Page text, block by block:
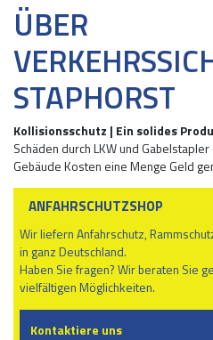
ÜBER
STAPHORST
Kollisionsschutz | Ein solides
Schäden durch LKW und
Gebäude Kosten eine Menge Geld
ANFAHRSCHUTZSHOP
Wir liefern Anfahrschutz,
in ganz Deutschland.
Haben Sie fragen? Wir beraten Sie
vielfältigen Möglichkeiten.
Kontaktiere uns